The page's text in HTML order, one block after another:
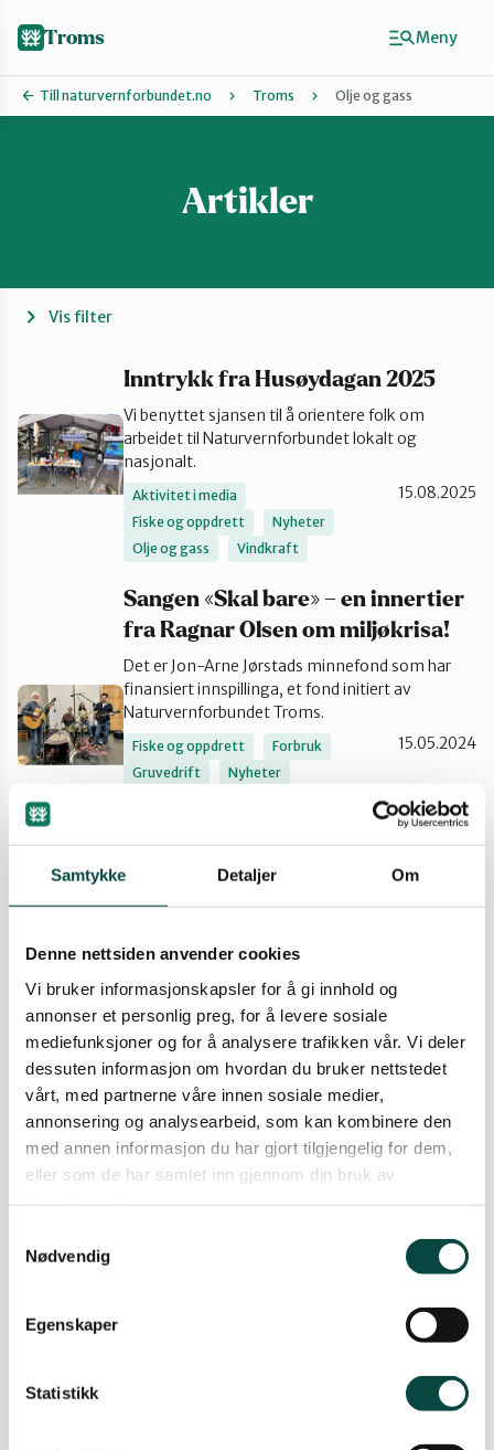
Samtykke Detaljer Om
Denne nettsiden anvender cookies
Vi bruker informasjonskapsler for å gi innhold og
annonser et personlig preg, for å levere sosiale
mediefunksjoner og for å analysere trafikken vår. Vi deler
dessuten informasjon om hvordan du bruker nettstedet
vårt, med partnerne våre innen sosiale medier,
annonsering og analysearbeid, som kan kombinere den
med annen informasjon du har gjort tilgjengelig for dem,
eller som de har samlet inn gjennom din bruk av
Nødvendig
Egenskaper
Statistikk
Midt-Troms
Nordreisa
Sør-Troms
Tromsø og omegn
Troms
Till naturvernforbundet.no Troms Olje og gass
Artikler
Vis filter
Inntrykk fra Husøydagan 2025
Vi benyttet sjansen til å orientere folk om
arbeidet til Naturvernforbundet lokalt og
nasjonalt.
Aktivitet i media
Fiske og oppdrett
Nyheter
Olje og gass
Vindkraft
15.08.2025
Sangen «Skal bare» – en innertier
fra Ragnar Olsen om miljøkrisa!
Det er Jon-Arne Jørstads minnefond som har
finansiert innspillinga, et fond initiert av
Naturvernforbundet Troms.
Fiske og oppdrett
Forbruk
Gruvedrift
Nyheter
luonddugáhttenlihttu
15.05.2024
Naturvernforbundet
Troms deltok i
panelsamtale: The Oil
Machine
Fredag 3/11 deltok
Naturvernforbundet Tromsv/ vara i styret
Barbara Vögele på filmvisningen The Oil Machine
og i
etterfølgende panelsamtale. Tusen takk til
Naturvernforbundet
03.11.2023